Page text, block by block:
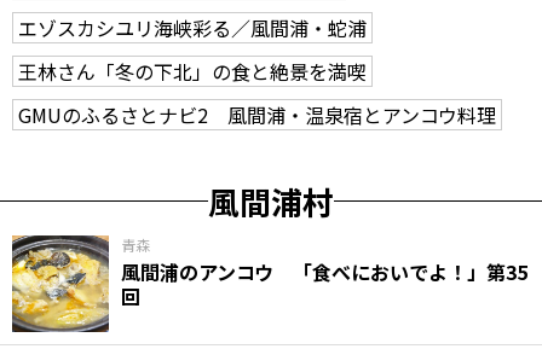
エゾスカシユリ海峡彩る／風間浦・蛇浦
王林さん「冬の下北」の食と絶景を満喫
GMUのふるさとナビ2 風間浦・温泉宿とアンコウ料理
風間浦村
青森
風間浦のアンコウ 「食べにおいでよ！」第35
回